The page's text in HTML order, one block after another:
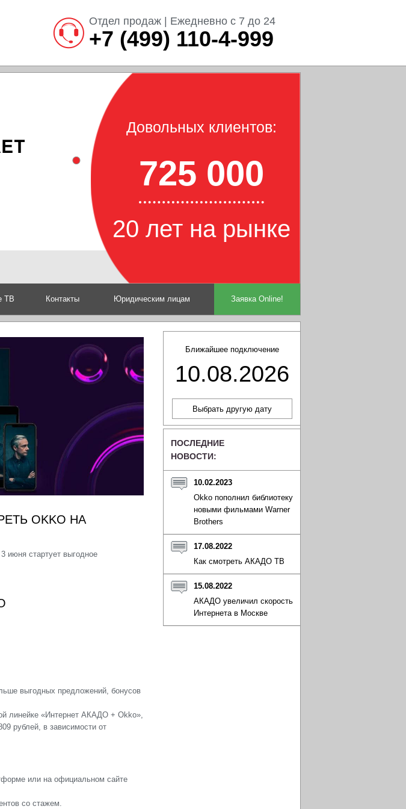
Отдел продаж | Ежедневно с 7 до 24
+7 (499) 110-4-999
Довольных клиентов:
725 000
20 лет на рынке
ТВ Контакты Юридическим лицам Заявка Online!
Ближайшее подключение
10.08.2026
ПОСЛЕДНИЕ
НОВОСТИ:
10.02.2023
Okko пополнил библиотеку
новыми фильмами Warner
Brothers
17.08.2022
Как смотреть АКАДО ТВ
15.08.2022
АКАДО увеличил скорость
Интернета в Москве
OKKO НА
июня стартует выгодное
выгодных предложений, бонусов
линейке «Интернет АКАДО + Okko»,
рублей, в зависимости от
или на официальном сайте
со стажем.